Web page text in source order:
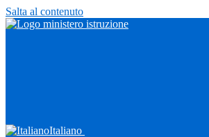
Salta al contenuto
Italiano